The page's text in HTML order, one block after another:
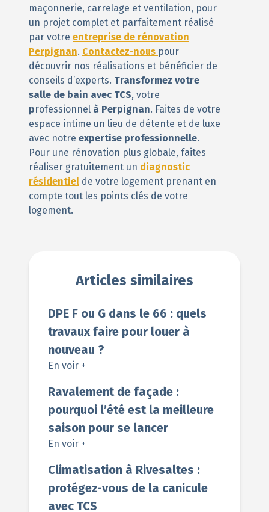
maçonnerie, carrelage et ventilation, pour
un projet complet et parfaitement réalisé
par votre entreprise de rénovation
Perpignan. Contactez-nous pour
découvrir nos réalisations et bénéficier de
conseils d’experts. Transformez votre
salle de bain avec TCS, votre
professionnel à Perpignan. Faites de votre
espace intime un lieu de détente et de luxe
avec notre expertise professionnelle.
Pour une rénovation plus globale, faites
réaliser gratuitement un diagnostic
résidentiel de votre logement prenant en
compte tout les points clés de votre
logement.
Articles similaires
DPE F ou G dans le 66 : quels
travaux faire pour louer à
nouveau ?
En voir +
Ravalement de façade :
pourquoi l’été est la meilleure
saison pour se lancer
En voir +
Climatisation à Rivesaltes :
protégez-vous de la canicule
avec TCS